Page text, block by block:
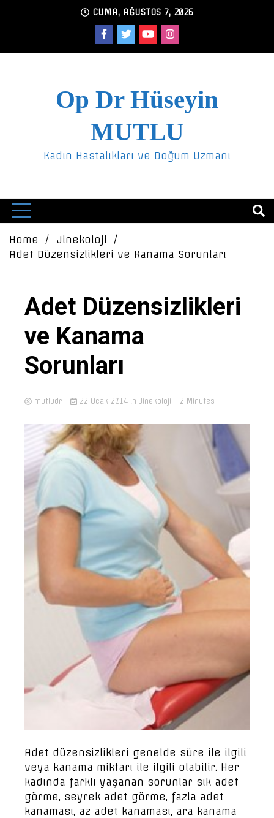
CUMA, AĞUSTOS 7, 2026
Op Dr Hüseyin
MUTLU
Kadın Hastalıkları ve Doğum Uzmanı
Home
Jinekoloji
Adet Düzensizlikleri ve Kanama Sorunları
Adet Düzensizlikleri
ve Kanama
Sorunları
mutludr 22 Ocak 2014 in Jinekoloji - 2 Minutes
Adet düzensizlikleri genelde süre ile ilgili
veya kanama miktarı ile ilgili olabilir. Her
kadında farklı yaşanan sorunlar sık adet
görme, seyrek adet görme, fazla adet
kanaması, az adet kanaması, ara kanama